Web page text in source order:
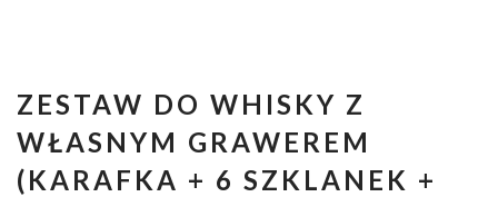
ZESTAW DO WHISKY Z
WŁASNYM GRAWEREM
(KARAFKA + 6 SZKLANEK +